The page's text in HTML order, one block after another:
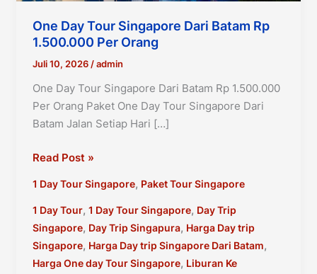
One Day Tour Singapore Dari Batam Rp
1.500.000 Per Orang
Juli 10, 2026/admin
One Day Tour Singapore Dari Batam Rp 1.500.000
Per Orang Paket One Day Tour Singapore Dari
Batam Jalan Setiap Hari […]
One
Tour
Singapore
Dari
Batam
Rp
Read Post »
1 Day Tour Singapore, Paket Tour Singapore
1 Day Tour, 1 Day Tour Singapore, Day Trip
Singapore, Day Trip Singapura, Harga Day trip
Singapore, Harga Day trip Singapore Dari Batam,
Harga One day Tour Singapore, Liburan Ke